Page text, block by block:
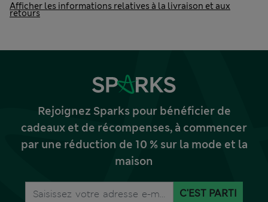
Afficher les informations relatives à la livraison et aux
retours
Rejoignez Sparks pour bénéficier de
cadeaux et de récompenses, à commencer
par une réduction de 10 % sur la mode et la
maison
C'EST PARTI